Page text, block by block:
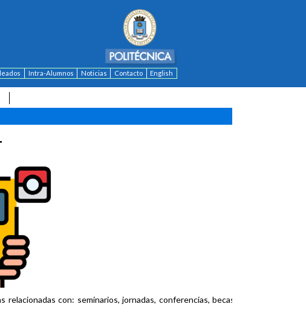
Intra-Alumnos Noticias Contacto English
con: seminarios, jornadas, conferencias, becas,